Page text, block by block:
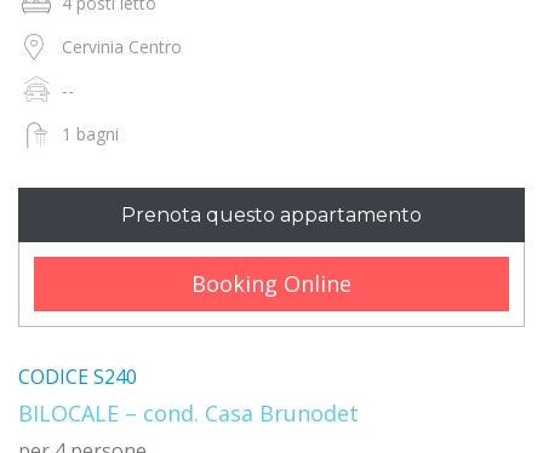
Cervinia Centro
--
1 bagni
Prenota questo appartamento
Booking Online
CODICE S240
BILOCALE – cond. Casa Brunodet